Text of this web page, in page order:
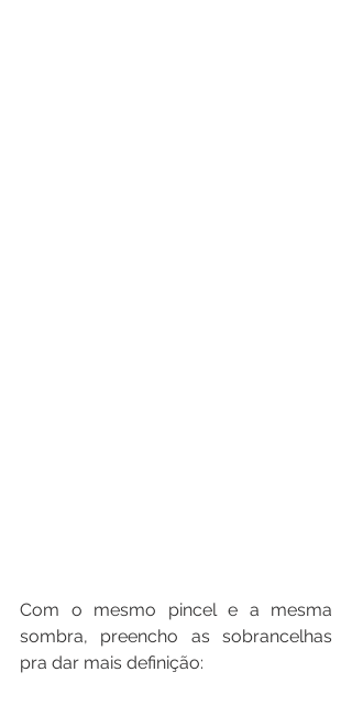
Com o mesmo pincel e a mesma
sombra, preencho as sobrancelhas
pra dar mais definição: